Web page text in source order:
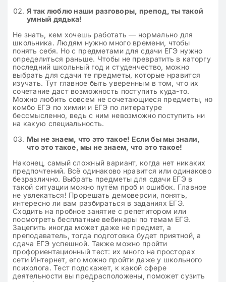
Я так люблю наши разговоры, препод, ты такой
умный дядька!
Не знать, кем хочешь работать — нормально для
школьника. Людям нужно много времени, чтобы
понять себя. Но с предметами для сдачи ЕГЭ нужно
определиться раньше. Чтобы не превратить в каторгу
последний школьный год и студенчество, можно
выбрать для сдачи те предметы, которые нравится
изучать. Тут главное быть уверенным в том, что их
сочетание даст возможность поступить куда-то.
Можно любить совсем не сочетающиеся предметы, но
комбо ЕГЭ по химии и ЕГЭ по литературе
бессмысленно, ведь с ним невозможно поступить ни
на какую специальность.
Мы не знаем, что это такое! Если бы мы знали,
что это такое, мы не знаем, что это такое!
Наконец, самый сложный вариант, когда нет никаких
предпочтений. Всё одинаково нравится или одинаково
безразлично. Выбрать предметы для сдачи ЕГЭ в
такой ситуации можно путём проб и ошибок. Главное
не увлекаться! Прорешать демоверсии, понять,
интересно ли вам разбираться в заданиях ЕГЭ.
Сходить на пробное занятие с репетитором или
посмотреть бесплатные вебинары по темам ЕГЭ.
Зацепить иногда может даже не предмет, а
преподаватель, тогда подготовка будет приятной, а
сдача ЕГЭ успешной. Также можно пройти
профориентационный тест: их много на просторах
сети Интернет, его можно пройти даже у школьного
психолога. Тест подскажет, к какой сфере
деятельности вы предрасположены, поможет сузить